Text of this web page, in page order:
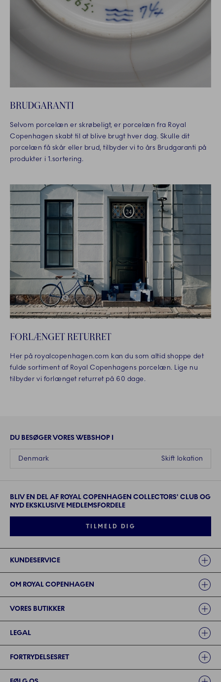
BRUDGARANTI
Selvom porcelæn er skrøbeligt, er porcelæn fra Royal
Copenhagen skabt til at blive brugt hver dag. Skulle dit
porcelæn få skår eller brud, tilbyder vi to års Brudgaranti på
produkter i 1.sortering.
FORLÆNGET RETURRET
Her på royalcopenhagen.com kan du som altid shoppe det
fulde sortiment af Royal Copenhagens porcelæn. Lige nu
tilbyder vi forlænget returret på 60 dage.
DU BESØGER VORES WEBSHOP I
Skift lokation
Denmark
BLIV EN DEL AF ROYAL COPENHAGEN COLLECTORS' CLUB OG
NYD EKSKLUSIVE MEDLEMSFORDELE
TILMELD DIG
KUNDESERVICE
OM ROYAL COPENHAGEN
VORES BUTIKKER
LEGAL
FORTRYDELSESRET